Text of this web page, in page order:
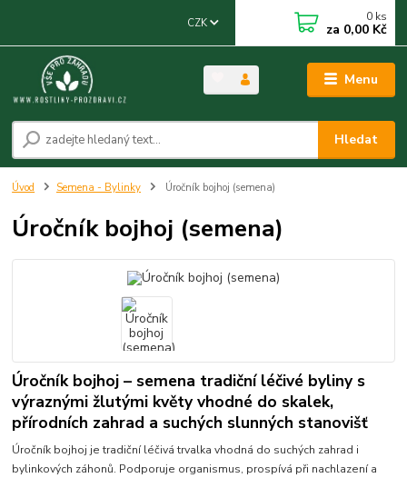
Menu
CZK
Hledat
0 ks
za 0,00 Kč
Úvod Semena - Bylinky Úročník bojhoj (semena)
Úročník bojhoj (semena)
Úročník bojhoj – semena tradiční léčivé byliny s
výraznými žlutými květy vhodné do skalek,
přírodních zahrad a suchých slunných stanovišť
Úročník bojhoj je tradiční léčivá trvalka vhodná do suchých zahrad i
bylinkových záhonů. Podporuje organismus, prospívá při nachlazení a